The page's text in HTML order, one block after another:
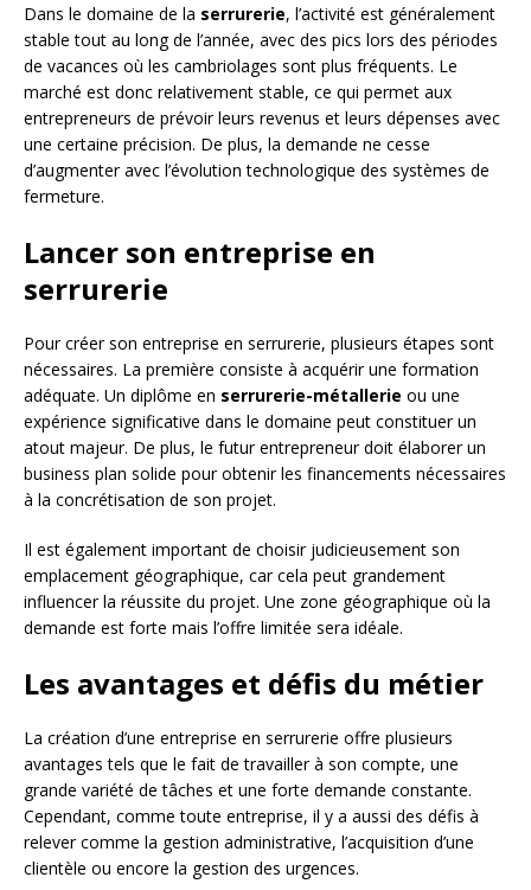
Dans le domaine de la serrurerie, l’activité est généralement
stable tout au long de l’année, avec des pics lors des périodes
de vacances où les cambriolages sont plus fréquents. Le
marché est donc relativement stable, ce qui permet aux
entrepreneurs de prévoir leurs revenus et leurs dépenses avec
une certaine précision. De plus, la demande ne cesse
d’augmenter avec l’évolution technologique des systèmes de
fermeture.
Lancer son entreprise en
serrurerie
Pour créer son entreprise en serrurerie, plusieurs étapes sont
nécessaires. La première consiste à acquérir une formation
adéquate. Un diplôme en serrurerie-métallerie ou une
expérience significative dans le domaine peut constituer un
atout majeur. De plus, le futur entrepreneur doit élaborer un
business plan solide pour obtenir les financements nécessaires
à la concrétisation de son projet.
Il est également important de choisir judicieusement son
emplacement géographique, car cela peut grandement
influencer la réussite du projet. Une zone géographique où la
demande est forte mais l’offre limitée sera idéale.
Les avantages et défis du métier
La création d’une entreprise en serrurerie offre plusieurs
avantages tels que le fait de travailler à son compte, une
grande variété de tâches et une forte demande constante.
Cependant, comme toute entreprise, il y a aussi des défis à
relever comme la gestion administrative, l’acquisition d’une
clientèle ou encore la gestion des urgences.